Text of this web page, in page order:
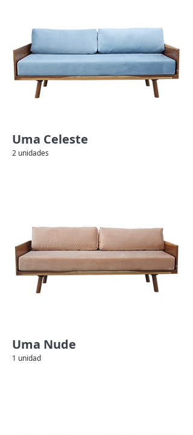
Uma Celeste
2 unidades
Uma Nude
1 unidad